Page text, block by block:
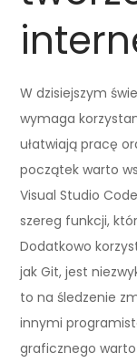
W dzisiejszym
wymaga
ułatwiają pracę
początek warto
Visual Studio
szereg funkcji,
Dodatkowo
jak Git, jest
to na śledzenie
innymi
graficznego